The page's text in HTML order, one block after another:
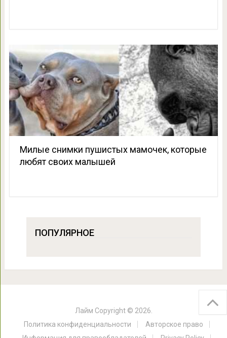
Милые снимки пушистых мамочек, которые
любят своих малышей
ПОПУЛЯРНОЕ
Лайм Copyright © 2026.
Политика конфиденциальности
Авторское право